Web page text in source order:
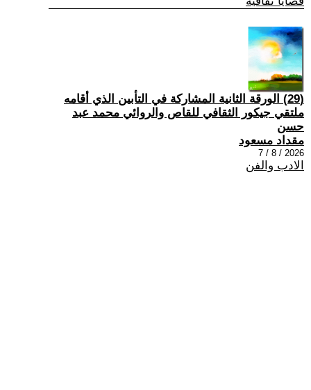
(29) الورقة الثانية المشاركة في التأبين الذي أقامه
ملتقي جيكور الثقافي للقاص والروائي محمد عبد
حسن
مقداد مسعود
2026 / 8 / 7
الادب والفن